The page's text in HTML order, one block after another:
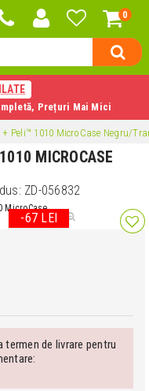
0
Prețuri Mai Mici
+ Peli™ 1010 MicroCase Negru/
MICROCASE
ZD-056832
-67 LEI
de livrare pentru